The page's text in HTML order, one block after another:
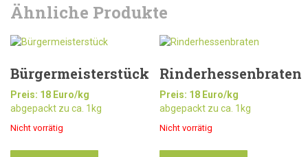
Ähnliche Produkte
Bürgermeisterstück
Preis: 18 Euro/kg
abgepackt zu ca. 1kg
Nicht vorrätig
Rinderhessenbraten
Preis: 18 Euro/kg
abgepackt zu ca. 1kg
Nicht vorrätig